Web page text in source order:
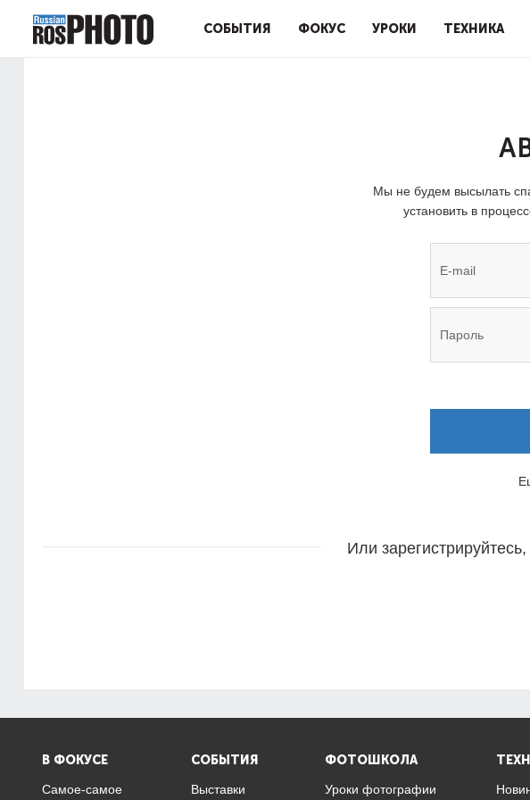
СОБЫТИЯ ФОКУС УРОКИ ТЕХНИКА
Мы не будем высылать
установить в
Или
В ФОКУСЕ
Самое-самое
СОБЫТИЯ
Выставки
ФОТОШКОЛА
Уроки фотографии